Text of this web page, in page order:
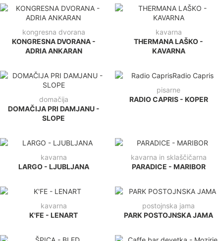
kongresna dvorana
KONGRESNA DVORANA -
ADRIA ANKARAN
kavarna
THERMANA LAŠKO -
KAVARNA
domačija
DOMAČIJA PRI DAMJANU -
SLOPE
pisarne
RADIO CAPRIS - KOPER
kavarna
LARGO - LJUBLJANA
kavarna in sklaščičarna
PARADICE - MARIBOR
kavarna
K'FE - LENART
postojnska jama
PARK POSTOJNSKA JAMA